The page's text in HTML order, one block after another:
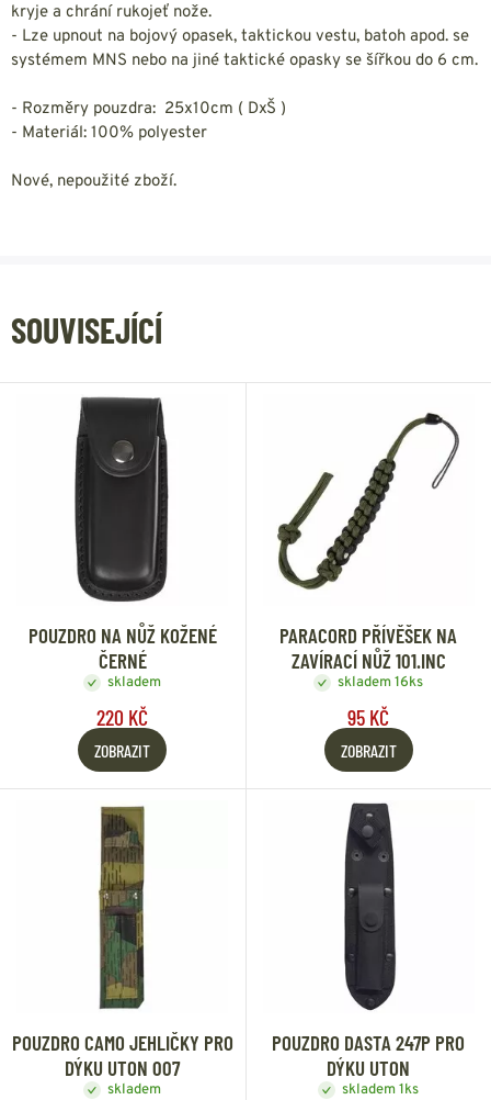
kryje a chrání rukojeť nože.
- Lze upnout na bojový opasek, taktickou vestu, batoh apod. se
systémem MNS nebo na jiné taktické opasky se šířkou do 6 cm.
- Rozměry pouzdra: 25x10cm ( DxŠ )
- Materiál: 100% polyester
Nové, nepoužité zboží.
SOUVISEJÍCÍ
POUZDRO NA NŮŽ KOŽENÉ
ČERNÉ
skladem
220 KČ
ZOBRAZIT
PARACORD PŘÍVĚŠEK NA
ZAVÍRACÍ NŮŽ 101.INC
skladem 16ks
95 KČ
ZOBRAZIT
POUZDRO CAMO JEHLIČKY PRO
DÝKU UTON 007
skladem
POUZDRO DASTA 247P PRO
DÝKU UTON
skladem 1ks